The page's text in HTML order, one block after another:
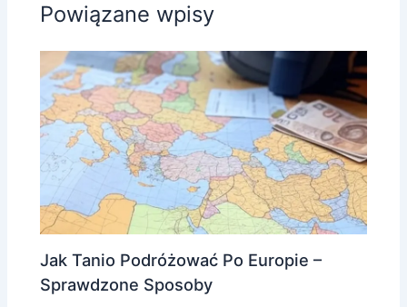
Powiązane wpisy
Jak Tanio Podróżować Po Europie –
Sprawdzone Sposoby